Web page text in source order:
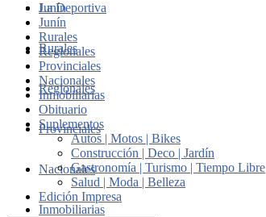
Junín
Rurales
Regionales
Provinciales
Nacionales
Inmobiliarias
La Deportiva
Junín
Rurales
Regionales
Provinciales
Nacionales
Inmobiliarias
Obituario
Suplementos
Autos | Motos | Bikes
Construcción | Deco | Jardín
Gastronomía | Turismo | Tiempo Libre
Salud | Moda | Belleza
Edición Impresa